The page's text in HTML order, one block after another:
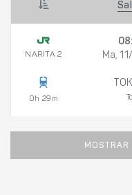
NARITA 2
0h 29m
Ma,
MOSTRAR